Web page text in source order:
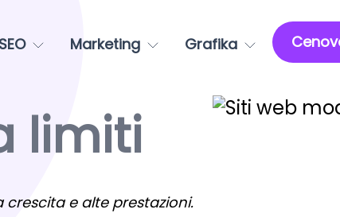
SEO Marketing Grafika
limiti
e alte prestazioni.